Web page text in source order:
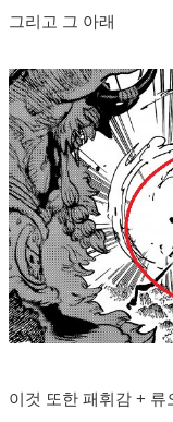
그리고 그 아래
이것 또한 패휘감 + 류